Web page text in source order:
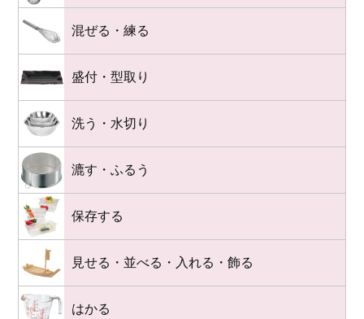
混ぜる・練る
盛付・型取り
洗う・水切り
漉す・ふるう
保存する
見せる・並べる・入れる・飾る
はかる